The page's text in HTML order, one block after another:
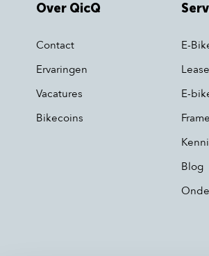
Over QicQ
Contact
Ervaringen
Vacatures
Bikecoins
E-
E-
Blog